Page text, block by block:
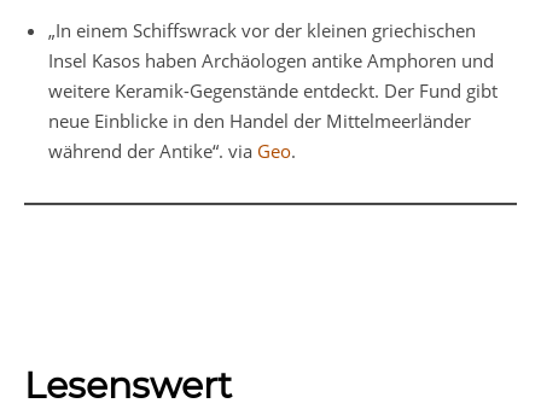
„In einem Schiffswrack vor der kleinen griechischen
Insel Kasos haben Archäologen antike Amphoren und
weitere Keramik-Gegenstände entdeckt. Der Fund gibt
neue Einblicke in den Handel der Mittelmeerländer
während der Antike“. via Geo.
Lesenswert